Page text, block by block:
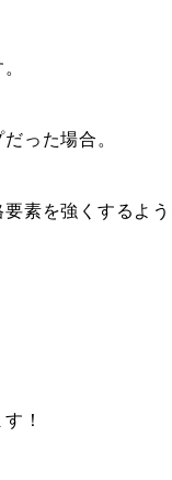
った場合。
を強くするよう
！